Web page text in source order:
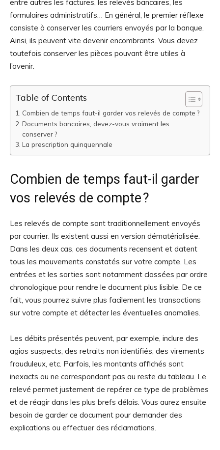
entre autres les factures, les relevés bancaires, les
formulaires administratifs… En général, le premier réflexe
consiste à conserver les courriers envoyés par la banque.
Ainsi, ils peuvent vite devenir encombrants. Vous devez
toutefois conserver les pièces pouvant être utiles à
l’avenir.
Table of Contents
Combien de temps faut-il garder vos relevés de compte ?
Documents bancaires, devez-vous vraiment les
conserver ?
La prescription quinquennale
Combien de temps faut-il garder
vos relevés de compte ?
Les relevés de compte sont traditionnellement envoyés
par courrier. Ils existent aussi en version dématérialisée.
Dans les deux cas, ces documents recensent et datent
tous les mouvements constatés sur votre compte. Les
entrées et les sorties sont notamment classées par ordre
chronologique pour rendre le document plus lisible. De ce
fait, vous pourrez suivre plus facilement les transactions
sur votre compte et détecter les éventuelles anomalies.
Les débits présentés peuvent, par exemple, inclure des
agios suspects, des retraits non identifiés, des virements
frauduleux, etc. Parfois, les montants affichés sont
inexacts ou ne correspondant pas au reste du tableau. Le
relevé permet justement de repérer ce type de problèmes
et de réagir dans les plus brefs délais. Vous aurez ensuite
besoin de garder ce document pour demander des
explications ou effectuer des réclamations.